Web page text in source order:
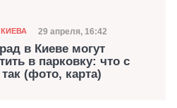
Дата публикации
29 апреля, 16:42
в Киеве могут
в парковку: что с
(фото, карта)